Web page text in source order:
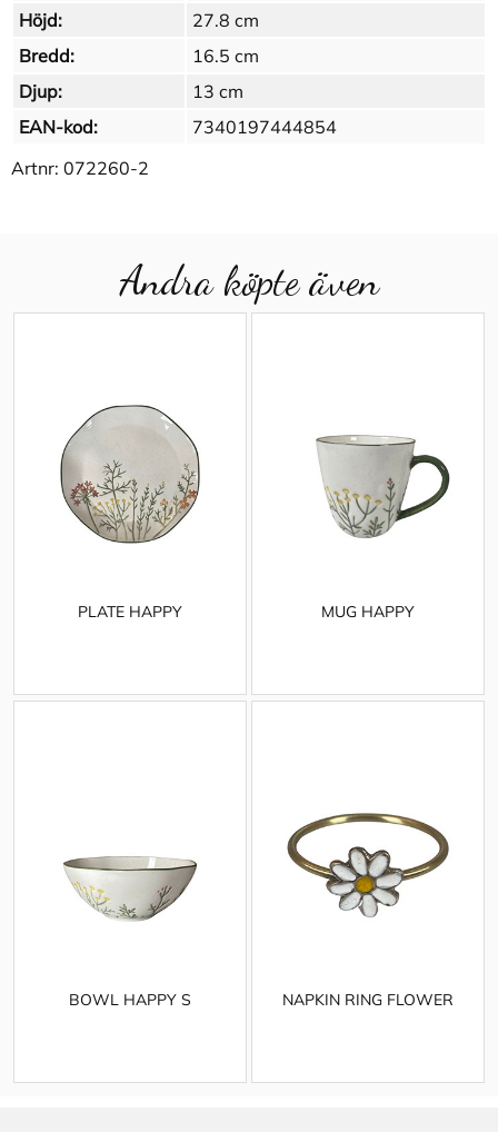
Höjd:
27.8 cm
Bredd:
16.5 cm
Djup:
13 cm
EAN-kod:
7340197444854
Artnr: 072260-2
Andra köpte även
PLATE HAPPY MUG HAPPY
BOWL HAPPY S NAPKIN RING FLOWER